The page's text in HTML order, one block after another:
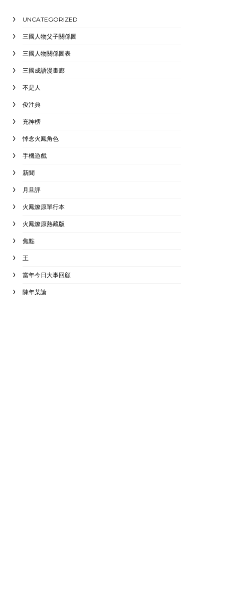
UNCATEGORIZED
三國人物父子關係圖
三國人物關係圖表
三國成語漫畫廊
不是人
俊注典
充神榜
悼念火鳳角色
手機遊戲
新聞
月旦評
火鳳燎原單行本
火鳳燎原熱藏版
焦點
王
當年今日大事回顧
陳年某論